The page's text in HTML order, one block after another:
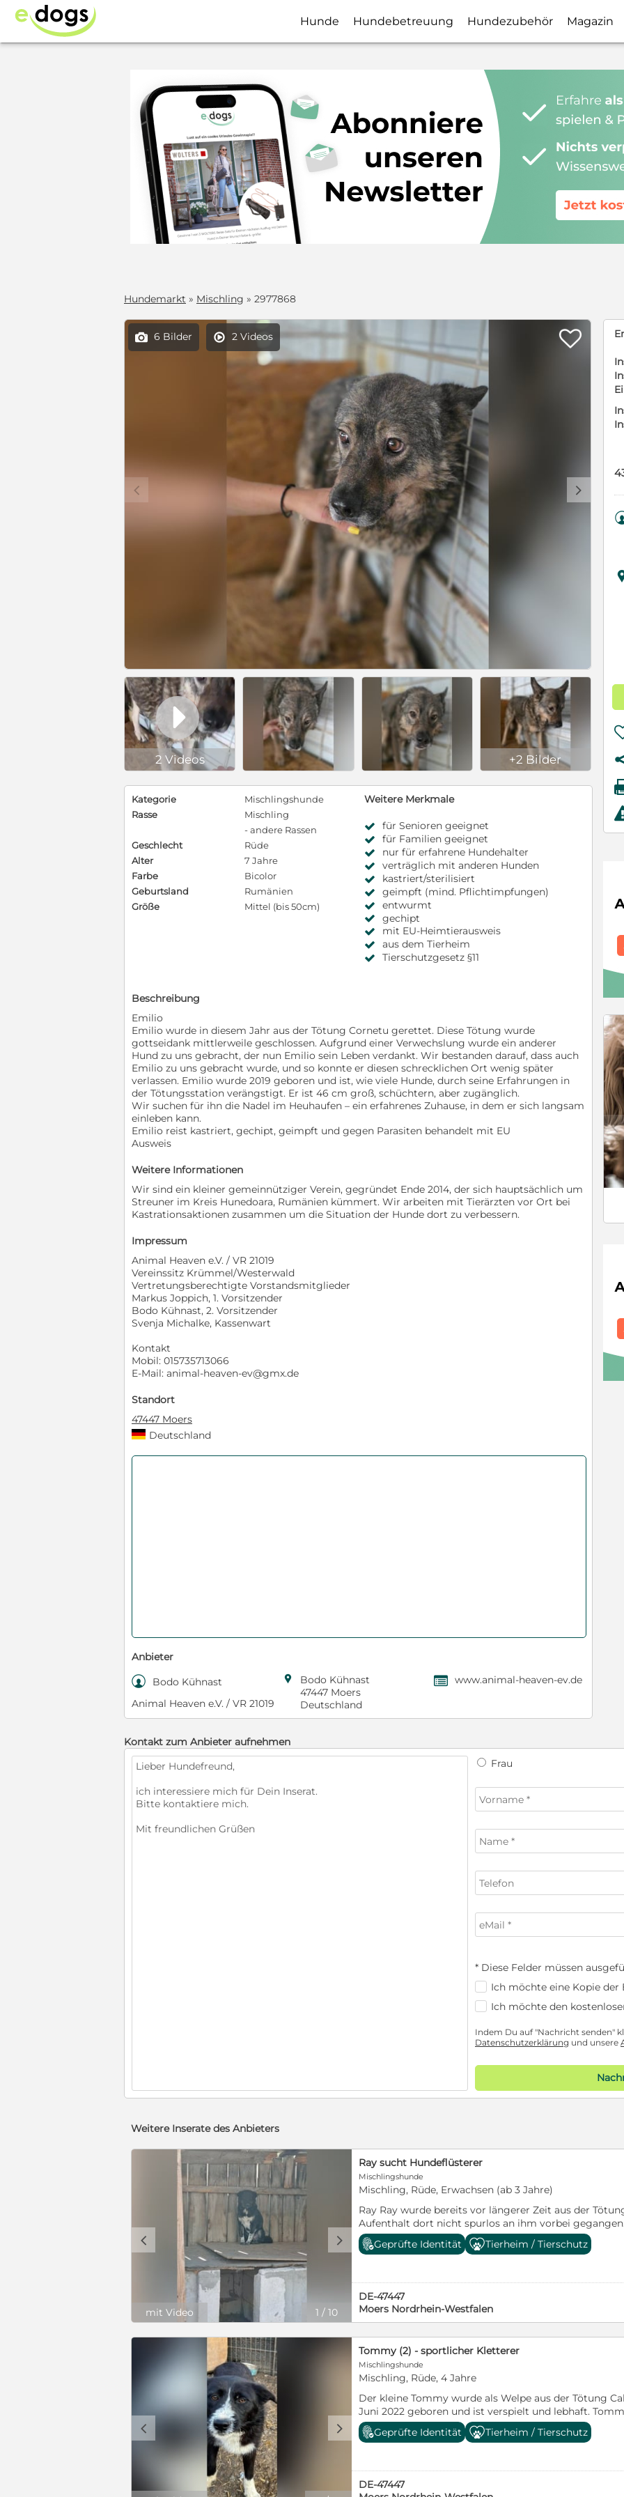
Hunde Hundebetreuung Hundezubehör Magazin
Hundemarkt » Mischling » 2977868
 6 Bilder  2 Videos 
c d

2 Videos +2 Bilder
c
Kategorie
Mischlingshunde
Rasse
Mischling
- andere Rassen
Geschlecht
Rüde
Alter
7 Jahre
Farbe
Bicolor
Geburtsland
Rumänien
Größe
Mittel (bis 50cm)
Weitere Merkmale
für Senioren geeignet
für Familien geeignet
nur für erfahrene Hundehalter
verträglich mit anderen Hunden
kastriert/sterilisiert
geimpft (mind. Pflichtimpfungen)
entwurmt
gechipt
mit EU-Heimtierausweis
aus dem Tierheim
Tierschutzgesetz §11
Beschreibung
Emilio
Emilio wurde in diesem Jahr aus der Tötung Cornetu gerettet. Diese Tötung wurde
gottseidank mittlerweile geschlossen. Aufgrund einer Verwechslung wurde ein anderer
Hund zu uns gebracht, der nun Emilio sein Leben verdankt. Wir bestanden darauf, dass auch
Emilio zu uns gebracht wurde, und so konnte er diesen schrecklichen Ort wenig später
verlassen. Emilio wurde 2019 geboren und ist, wie viele Hunde, durch seine Erfahrungen in
der Tötungsstation verängstigt. Er ist 46 cm groß, schüchtern, aber zugänglich.
Wir suchen für ihn die Nadel im Heuhaufen – ein erfahrenes Zuhause, in dem er sich langsam
einleben kann.
Emilio reist kastriert, gechipt, geimpft und gegen Parasiten behandelt mit EU
Ausweis
Weitere Informationen
Wir sind ein kleiner gemeinnütziger Verein, gegründet Ende 2014, der sich hauptsächlich um
Streuner im Kreis Hunedoara, Rumänien kümmert. Wir arbeiten mit Tierärzten vor Ort bei
Kastrationsaktionen zusammen um die Situation der Hunde dort zu verbessern.
Impressum
Animal Heaven e.V. / VR 21019
Vereinssitz Krümmel/Westerwald
Vertretungsberechtigte Vorstandsmitglieder
Markus Joppich, 1. Vorsitzender
Bodo Kühnast, 2. Vorsitzender
Svenja Michalke, Kassenwart
Kontakt
Mobil: 015735713066
E-Mail: animal-heaven-ev@gmx.de
Standort
47447 Moers
Deutschland
Anbieter

Bodo Kühnast
Animal Heaven e.V. / VR 21019

Bodo Kühnast
47447 Moers
Deutschland
, www.animal-heaven-ev.de
Kontakt zum Anbieter aufnehmen
Frau
* Diese Felder müssen
Ich möchte eine Kopie der
Ich möchte den
Indem Du auf "Nachricht senden"
Datenschutzerklärung und unsere
Weitere Inserate des Anbieters
1 / 10
c d
mit Video
Ray sucht Hundeflüsterer
Mischlingshunde
Mischling, Rüde, Erwachsen (ab 3 Jahre)
Ray Ray wurde bereits vor längerer Zeit aus der
Aufenthalt dort nicht spurlos an ihm vorbei
aber nicht aggressiv. Mit Artgenossen ist er
hundeerfahrenen Menschen verdient. Ray wurde
Geprüfte Identität Tierheim / Tierschutz
DE-47447
Moers Nordrhein-Westfalen
c d
Tommy (2) - sportlicher Kletterer
Mischlingshunde
Mischling, Rüde, 4 Jahre
Der kleine Tommy wurde als Welpe aus der Tötung
Juni 2022 geboren und ist verspielt und lebhaft.
gerne und springt schon mal über den Zaun des
liebenswerter kleiner Kerl, der durchaus schon
Parasiten behandelt mit EU Ausweis.
Geprüfte Identität Tierheim / Tierschutz
DE-47447